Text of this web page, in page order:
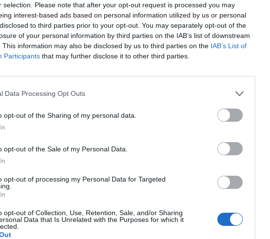
selection. Please note that after your opt-out request is processed you may
interest-based ads based on personal information utilized by us or personal
to third parties prior to your opt-out. You may separately opt-out of the
of your personal information by third parties on the IAB’s list of downstream
This information may also be disclosed by us to third parties on the IAB’s List of
Participants that may further disclose it to other third parties.
Data Processing Opt Outs
opt-out of the Sharing of my personal data.
opt-out of the Sale of my Personal Data.
opt-out of processing my Personal Data for Targeted
opt-out of Collection, Use, Retention, Sale, and/or Sharing
Data that Is Unrelated with the Purposes for which it
ή τροποποιητικών δηλώσεων
αυτό επιστρέφεται από τη Φορολογική
με βάση κριτήρια ανάλυσης κινδύνου.